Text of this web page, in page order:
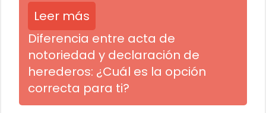
Leer más
Diferencia entre acta de
notoriedad y declaración de
herederos: ¿Cuál es la opción
correcta para ti?